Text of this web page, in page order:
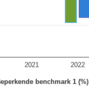
benchmark 1 (%)
2021 2022